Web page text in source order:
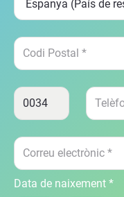
Data de naixement *